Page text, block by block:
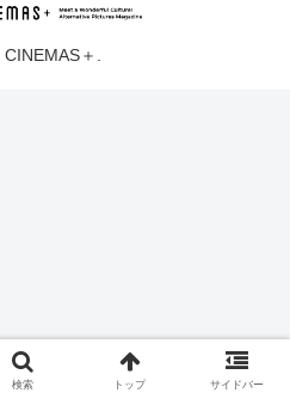
＋.
検索 トップ サイドバー